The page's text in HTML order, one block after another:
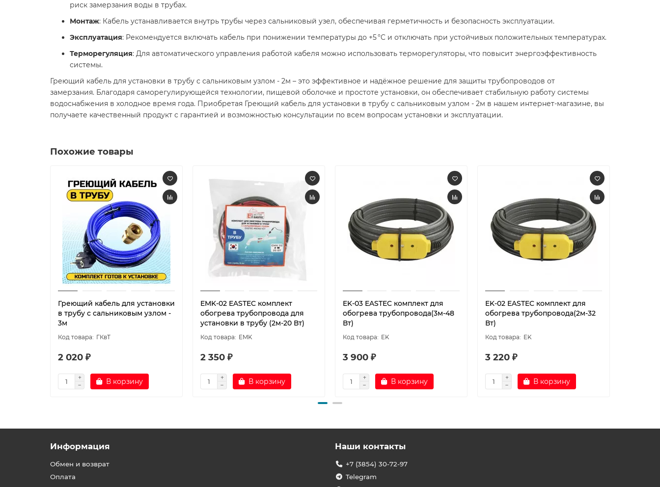
риск замерзания воды в трубах.​
Монтаж: Кабель устанавливается внутрь трубы через сальниковый узел, обеспечивая герметичность и безопасность эксплуатации.​
Эксплуатация: Рекомендуется включать кабель при понижении температуры до +5 °C и отключать при устойчивых положительных температурах.​
Терморегуляция: Для автоматического управления работой кабеля можно использовать терморегуляторы, что повысит энергоэффективность
системы.​
Греющий кабель для установки в трубу с сальниковым узлом - 2м – это эффективное и надёжное решение для защиты трубопроводов от
замерзания. Благодаря саморегулирующейся технологии, пищевой оболочке и простоте установки, он обеспечивает стабильную работу системы
водоснабжения в холодное время года. Приобретая Греющий кабель для установки в трубу с сальниковым узлом - 2м в нашем интернет-магазине, вы
получаете качественный продукт с гарантией и возможностью консультации по всем вопросам установки и эксплуатации.​
Похожие товары
Греющий кабель для установки
в трубу с сальниковым узлом -
3м
ГКвТ
2 020 ₽
В корзину
EMK-02 EASTEC комплект
обогрева трубопровода для
установки в трубу (2м-20 Вт)
EMK
2 350 ₽
В корзину
EK-03 EASTEC комплект для
обогрева трубопровода(3м-48
Вт)
EK
3 900 ₽
В корзину
EK-02 EASTEC комплект для
обогрева трубопровода(2м-32
Вт)
EK
3 220 ₽
В корзину
Информация
Обмен и возврат
Оплата
Наши контакты
+7 (3854) 30-72-97
Telegram